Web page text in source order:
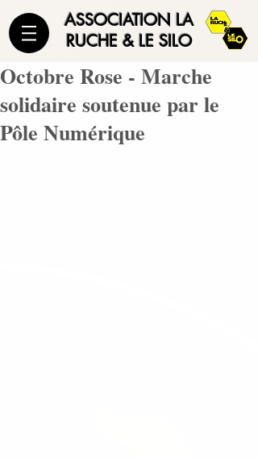
ASSOCIATION LA
RUCHE & LE SILO
Octobre Rose - Marche
solidaire soutenue par le
Pôle Numérique